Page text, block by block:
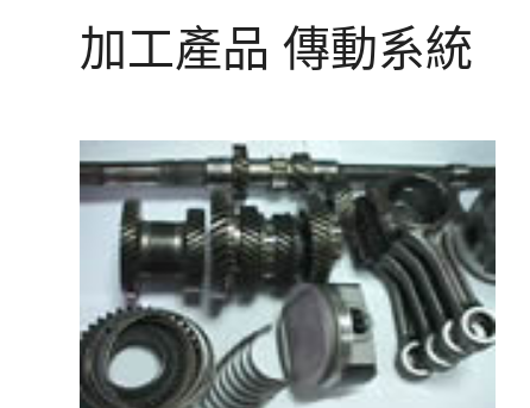
加工產品 傳動系統